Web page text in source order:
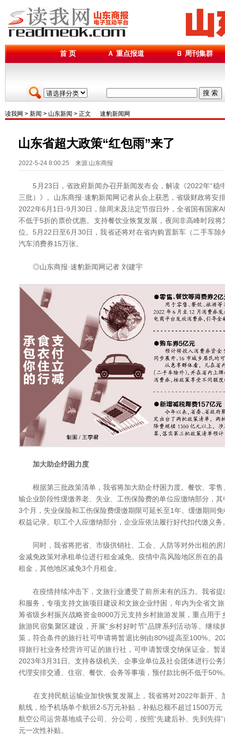
首 页 Ａ 重点报道 Ｂ 周刊集群
搜 索
读我网 > 新闻 > 山东新闻 > 正文 速豹新闻网
山东省超大政策“红包雨”来了
2022-5-24 8:00:25 来源:山东商报
5月23日，省政府新闻办召开新闻发布会，解读《2022年“稳
三批）》。山东商报·速豹新闻网记者从会上获悉，省级财政将安
2022年6月1日-9月30日，除周末及法定节假日外，全省国有国家
不低于5折的票价优惠。支持餐饮业恢复发展，夜间非高峰时段
位。5月22日至6月30日，我省还将对在省内购置新车（二手车
汽车消费券15万张。
◎山东商报·速豹新闻网记者 刘建宇
加大助企纾困力度
根据第三批政策清单，我省将加大助企纾困力度。餐饮、零售
输企业阶段性缓缴养老、失业、工伤保险费的单位应缴纳部分，
3个月，失业保险和工伤保险费缓缴期限可延长至1年。缓缴期间
权益记录。职工个人应缴纳部分，企业应依法履行好代扣代缴义务
同时，我省将把省、市级供销社、工会、人防等对外出租的房
金减免政策对承租单位进行租金减免。疫情中高风险地区所在的
租金，其他地区减免3个月租金。
在疫情持续冲击下，文旅行业遭受了前所未有的压力。我省提
和服务，专项支持文旅项目建设和文旅企业纾困，年内为全省文
筹省级乡村振兴战略资金8000万元支持乡村旅游发展，重点用于
旅游民宿集聚区建设，开展“乡村好时节”品牌系列活动等。继续
策，符合条件的旅行社可申请将暂退比例由80%提高至100%。
得旅行社业务经营许可证的旅行社，可申请暂缓交纳保证金。暂
2023年3月31日。支持各级机关、企事业单位及社会团体进行公
代理安排交通、住宿、餐饮、会务等事项，预付款比例不低于50%
在支持民航运输业加快恢复发展上，我省将对2022年新开、
航线，给予机场单个航班2-5万元补贴，补贴总额不超过1500万
航空公司运营基地或子公司、分公司，按照“先建后补、先到先得
元一次性补贴。